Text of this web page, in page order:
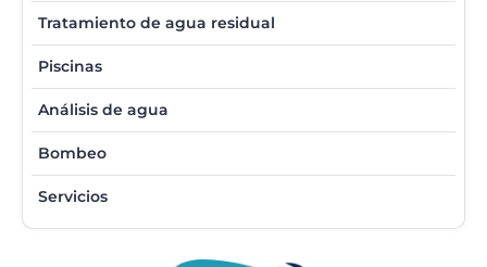
Tratamiento de agua residual
Piscinas
Análisis de agua
Bombeo
Servicios